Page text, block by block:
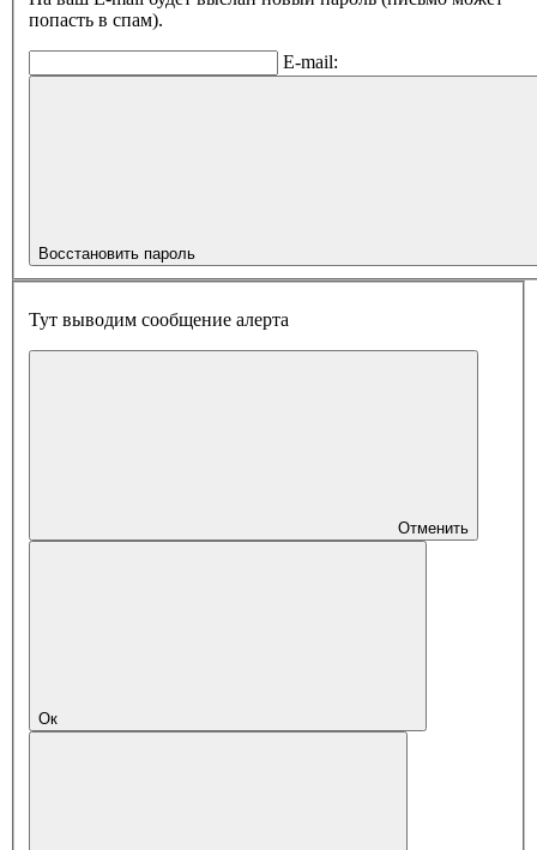
попасть в спам).
E-mail:
Восстановить пароль
Тут выводим сообщение алерта
Отменить
Ок